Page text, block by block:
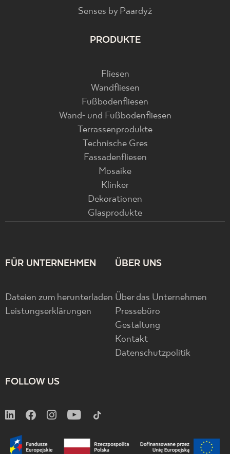
Senses by Paardyż
PRODUKTE
Fliesen
Wandfliesen
Fußbodenfliesen
Wand- und Fußbodenfliesen
Terrassenprodukte
Technische Gres
Fassadenfliesen
Mosaike
Klinker
Dekorationen
Glasprodukte
FÜR UNTERNEHMEN
Dateien zum herunterladen
Leistungserklärungen
ÜBER UNS
Über das Unternehmen
Pressebüro
Gestaltung
Kontakt
Datenschutzpolitik
FOLLOW US